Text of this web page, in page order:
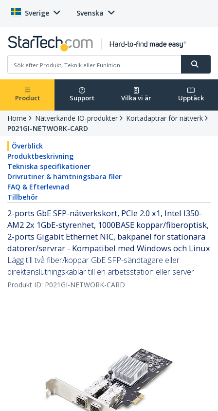
Sverige Svenska
Product Support Vilka vi är Upptäck
Home Nätverkande IO-produkter
Kortadaptrar för nätverk
P021GI-NETWORK-CARD
Överblick
Produktbeskrivning
Tekniska specifikationer
Drivrutiner & hämtningsbara filer
FAQ & Efterlevnad
Tillbehör
2-ports GbE SFP-nätverkskort, PCIe 2.0 x1, Intel I350-
AM2 2x 1GbE-styrenhet, 1000BASE koppar/fiberoptisk,
2-ports Gigabit Ethernet NIC, bakpanel för stationära
datorer/servrar - Kompatibel med Windows och Linux
Lägg till två fiber/koppar GbE SFP-sändtagare eller
direktanslutningskablar till en arbetsstation eller server
Produkt ID: P021GI-NETWORK-CARD